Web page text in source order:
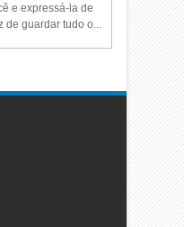
e expressá-la de
de guardar tudo o...